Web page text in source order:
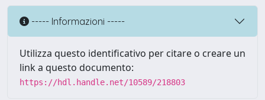
----- Informazioni -----
Utilizza questo identificativo per citare o creare un
link a questo documento:
https://hdl.handle.net/10589/218803